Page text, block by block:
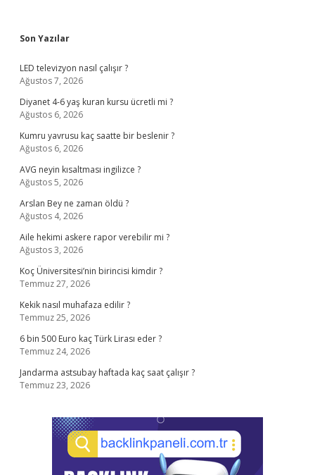
Sidebar
Son Yazılar
LED televizyon nasıl çalışır ?
Ağustos 7, 2026
Diyanet 4-6 yaş kuran kursu ücretli mi ?
Ağustos 6, 2026
Kumru yavrusu kaç saatte bir beslenir ?
Ağustos 6, 2026
AVG neyin kısaltması ingilizce ?
Ağustos 5, 2026
Arslan Bey ne zaman öldü ?
Ağustos 4, 2026
Aile hekimi askere rapor verebilir mi ?
Ağustos 3, 2026
Koç Üniversitesi’nin birincisi kimdir ?
Temmuz 27, 2026
Kekik nasıl muhafaza edilir ?
Temmuz 25, 2026
6 bin 500 Euro kaç Türk Lirası eder ?
Temmuz 24, 2026
Jandarma astsubay haftada kaç saat çalışır ?
Temmuz 23, 2026